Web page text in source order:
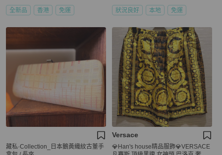
全新品 香港 免運 狀況良好 本地 免運
藏私·Collection_日本鵝黃織紋古董手
Versace
💎Han's house精品服飾💎VERSACE